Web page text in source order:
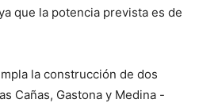
que la potencia prevista es de
la construcción de dos
Cañas, Gastona y Medina -